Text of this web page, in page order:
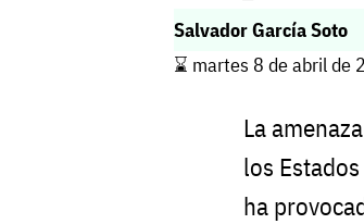
Salvador García Soto
⌛️ martes 8 de abril de
La
los
ha